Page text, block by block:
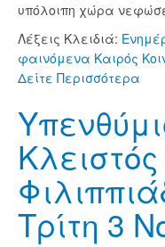
υπόλοιπη χώρα
Λέξεις Κλειδιά:
φαινόμενα Καιρός
Δείτε Περισσότερα
Τρίτη 3